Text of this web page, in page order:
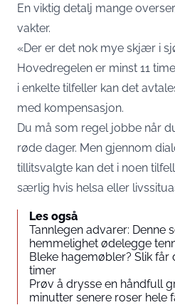
En viktig detalj mange
vakter.
«Der er det nok mye skjær i
Hovedregelen er minst 11
i enkelte tilfeller kan det
med kompensasjon.
Du må som regel jobbe når
røde dager. Men gjennom
tillitsvalgte kan det i noen
særlig hvis helsa eller
Les også
Tannlegen advarer: Denne
hemmelighet ødelegge
Bleke hagemøbler? Slik får
timer
Prøv å drysse en håndfull
minutter senere roser hele